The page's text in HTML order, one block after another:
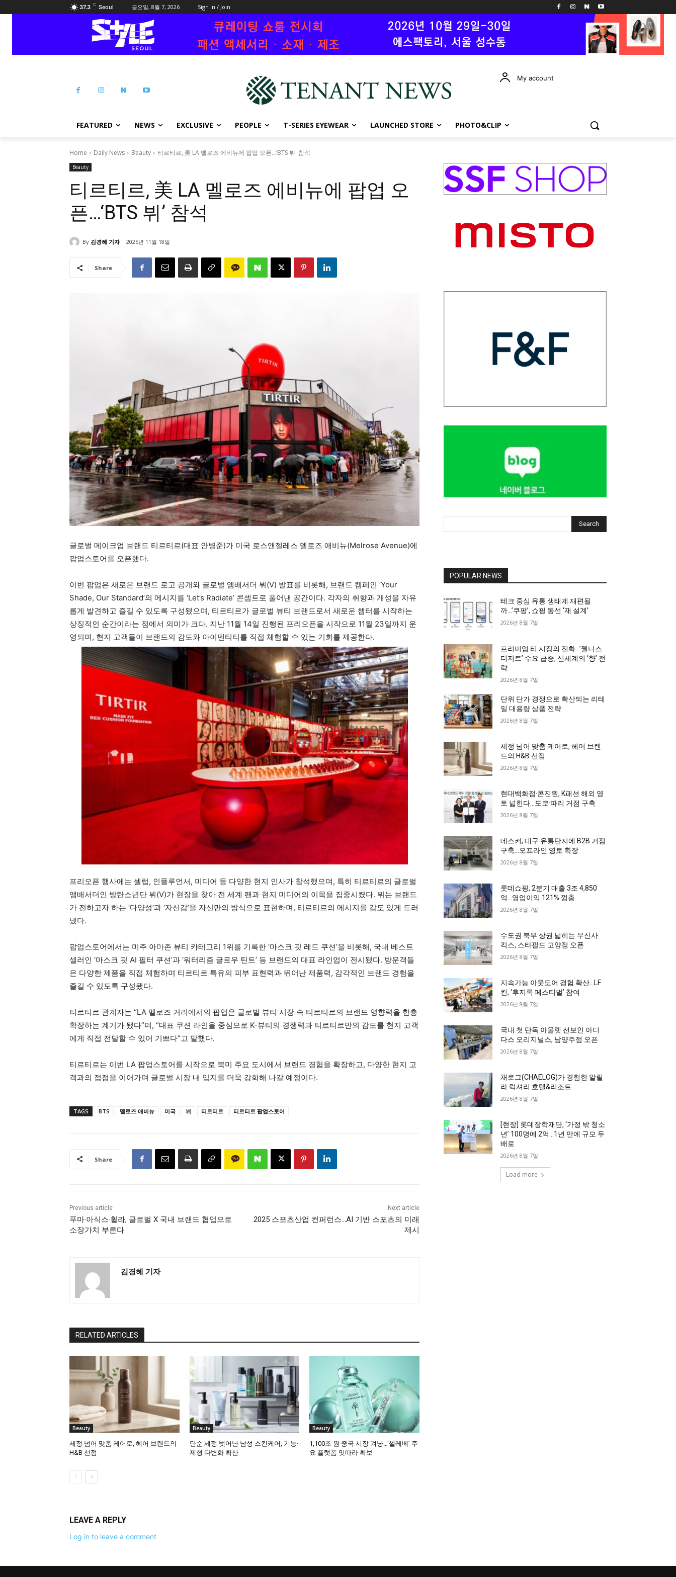
37.3 C Seoul 금요일, 8월 7, 2026 Sign in / Join
My account
FEATURED NEWS EXCLUSIVE PEOPLE T-SERIES EYEWEAR LAUNCHED STORE PHOTO&CLIP
Home Daily News Beauty 티르티르, 美 LA 멜로즈 에비뉴에 팝업 오픈...‘BTS 뷔' 참석
Beauty
티르티르, 美 LA 멜로즈 에비뉴에 팝업 오
픈…‘BTS 뷔’ 참석
By 김경혜 기자 2025년 11월 18일
Share
글로벌 메이크업 브랜드 티르티르(대표 안병준)가 미국 로스앤젤레스 멜로즈 애비뉴(Melrose Avenue)에
팝업스토어를 오픈했다.
이번 팝업은 새로운 브랜드 로고 공개와 글로벌 앰배서더 뷔(V) 발표를 비롯해, 브랜드 캠페인 ‘Your
Shade, Our Standard’의 메시지를 ‘Let’s Radiate’ 콘셉트로 풀어낸 공간이다. 각자의 취향과 개성을 자유
롭게 발견하고 즐길 수 있도록 구성됐으며, 티르티르가 글로벌 뷰티 브랜드로서 새로운 챕터를 시작하는
상징적인 순간이라는 점에서 의미가 크다. 지난 11월 14일 진행된 프리오픈을 시작으로 11월 23일까지 운
영되며, 현지 고객들이 브랜드의 감도와 아이덴티티를 직접 체험할 수 있는 기회를 제공한다.
프리오픈 행사에는 셀럽, 인플루언서, 미디어 등 다양한 현지 인사가 참석했으며, 특히 티르티르의 글로벌
앰배서더인 방탄소년단 뷔(V)가 현장을 찾아 전 세계 팬과 현지 미디어의 이목을 집중시켰다. 뷔는 브랜드
가 전하고자 하는 ‘다양성’과 ‘자신감’을 자신만의 방식으로 표현하며, 티르티르의 메시지를 감도 있게 드러
냈다.
팝업스토어에서는 미주 아마존 뷰티 카테고리 1위를 기록한 ‘마스크 핏 레드 쿠션’을 비롯해, 국내 베스트
셀러인 ‘마스크 핏 AI 필터 쿠션’과 ‘워터리즘 글로우 틴트’ 등 브랜드의 대표 라인업이 전시됐다. 방문객들
은 다양한 제품을 직접 체험하며 티르티르 특유의 피부 표현력과 뛰어난 제품력, 감각적인 브랜드 경험을
즐길 수 있도록 구성됐다.
티르티르 관계자는 “LA 멜로즈 거리에서의 팝업은 글로벌 뷰티 시장 속 티르티르의 브랜드 영향력을 한층
확장하는 계기가 됐다”며, “대표 쿠션 라인을 중심으로 K-뷰티의 경쟁력과 티르티르만의 감도를 현지 고객
에게 직접 전달할 수 있어 기쁘다”고 말했다.
티르티르는 이번 LA 팝업스토어를 시작으로 북미 주요 도시에서 브랜드 경험을 확장하고, 다양한 현지 고
객과의 접점을 이어가며 글로벌 시장 내 입지를 더욱 강화해 나갈 예정이다.
TAGS BTS 멜로즈 애비뉴 미국 뷔 티르티르 티르티르 팝업스토어
Share
Previous article
푸마·아식스·휠라, 글로벌 X 국내 브랜드 협업으로
소장가치 부른다
Next article
2025 스포츠산업 컨퍼런스…AI 기반 스포츠의 미래
제시
김경혜 기자
RELATED ARTICLES
Beauty
세정 넘어 맞춤 케어로, 헤어 브랜드의
H&B 선점
Beauty
단순 세정 벗어난 남성 스킨케어, 기능·
제형 다변화 확산
Beauty
1,100조 원 중국 시장 겨냥…‘셀레베’ 주
요 플랫폼 잇따라 확보
LEAVE A REPLY
Log in to leave a comment
Search
POPULAR NEWS
테크 중심 유통 생태계 재편될
까…’쿠팡’, 쇼핑 동선 ‘재 설계’
2026년 8월 7일
프리미엄 티 시장의 진화…’웰니스
디저트’ 수요 급증, 신세계의 ‘향’ 전
략
2026년 8월 7일
단위 단가 경쟁으로 확산되는 리테
일 대용량 상품 전략
2026년 8월 7일
세정 넘어 맞춤 케어로, 헤어 브랜
드의 H&B 선점
2026년 8월 7일
현대백화점·콘진원, K패션 해외 영
토 넓힌다…도쿄·파리 거점 구축
2026년 8월 7일
데스커, 대구 유통단지에 B2B 거점
구축…오프라인 영토 확장
2026년 8월 7일
롯데쇼핑, 2분기 매출 3조 4,850
억…영업이익 121% 껑충
2026년 8월 7일
수도권 북부 상권 넓히는 무신사
킥스, 스타필드 고양점 오픈
2026년 8월 7일
지속가능 아웃도어 경험 확산…LF
킨, ‘후지록 페스티벌’ 참여
2026년 8월 7일
국내 첫 단독 아울렛 선보인 아디
다스 오리지널스, 남양주점 오픈
2026년 8월 7일
채로그(CHAELOG)가 경험한 알릴
라 럭셔리 호텔&리조트
2026년 8월 7일
[현장] 롯데장학재단, ‘가정 밖 청소
년’ 100명에 2억…1년 만에 규모 두
배로
2026년 8월 7일
Load more